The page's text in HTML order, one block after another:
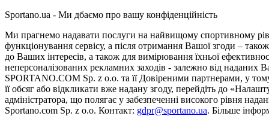
Sportano.ua - Ми дбаємо про вашу конфіденційність
Ми прагнемо надавати послуги на найвищому спортивному
функціонування сервісу, а після отримання Вашої згоди –
до Ваших інтересів, а також для вимірювання їхньої
неперсоналізованих рекламних заходів - залежно від
SPORTANO.COM Sp. z o.o. та її Довіреними партнерами, у
її обсяг або відкликати вже надану згоду, перейдіть до
адміністратора, що полягає у забезпеченні високого рівня
Sportano.com Sp. z o.o. Контакт: gdpr@sportano.ua. Більше